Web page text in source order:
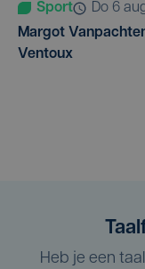
Sport
do 6
Margot
Ventoux
Heb je een